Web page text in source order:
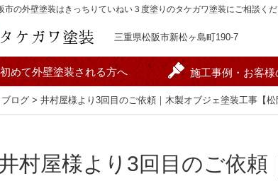
市の外壁塗装はきっちりていねい３度塗りのタケガワ塗装にご相談くだ
三重県松阪市新松ヶ島町190-7
初めて外壁塗装される方へ 施工事例・お客様
ブログ > 井村屋様より3回目のご依頼｜木製オブジェ塗装工事【松
村屋様より3回目のご依頼